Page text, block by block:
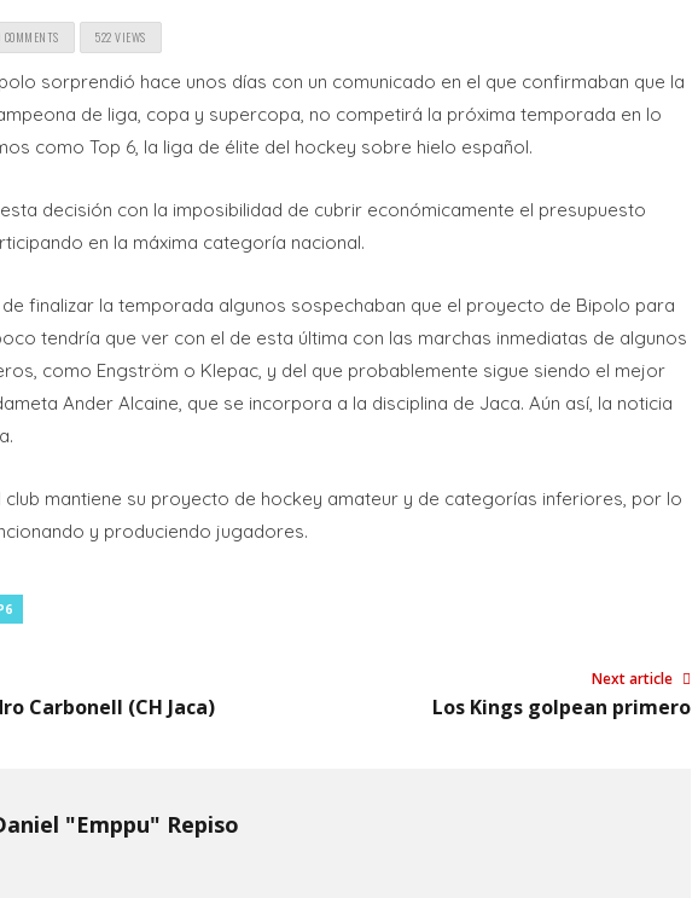
COMMENTS 522 VIEWS
sorprendió hace unos días con un comunicado en el que confirmaban que la
de liga, copa y supercopa, no competirá la próxima temporada en lo
como Top 6, la liga de élite del hockey sobre hielo español.
decisión con la imposibilidad de cubrir económicamente el presupuesto
en la máxima categoría nacional.
finalizar la temporada algunos sospechaban que el proyecto de Bipolo para
tendría que ver con el de esta última con las marchas inmediatas de algunos
como Engström o Klepac, y del que probablemente sigue siendo el mejor
Ander Alcaine, que se incorpora a la disciplina de Jaca. Aún así, la noticia
club mantiene su proyecto de hockey amateur y de categorías inferiores, por lo
y produciendo jugadores.
Carbonell (CH Jaca)
Next article
Los Kings golpean primero
"Emppu" Repiso